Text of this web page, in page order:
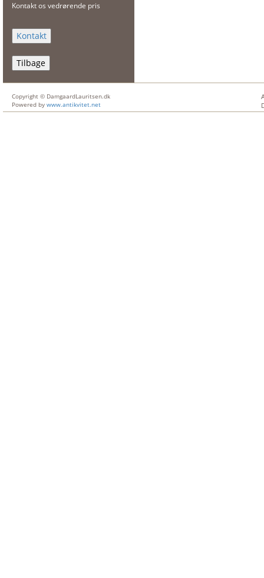
Kontakt os vedrørende pris
Tilbage
Copyright © DamgaardLauritsen.dk
Powered by www.antikvitet.net